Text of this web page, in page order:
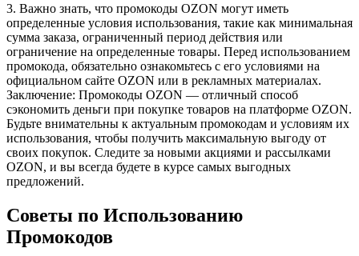
3. Важно знать, что промокоды OZON могут иметь
определенные условия использования, такие как минимальная
сумма заказа, ограниченный период действия или
ограничение на определенные товары. Перед использованием
промокода, обязательно ознакомьтесь с его условиями на
официальном сайте OZON или в рекламных материалах.
Заключение: Промокоды OZON — отличный способ
сэкономить деньги при покупке товаров на платформе OZON.
Будьте внимательны к актуальным промокодам и условиям их
использования, чтобы получить максимальную выгоду от
своих покупок. Следите за новыми акциями и рассылками
OZON, и вы всегда будете в курсе самых выгодных
предложений.
Советы по Использованию
Промокодов